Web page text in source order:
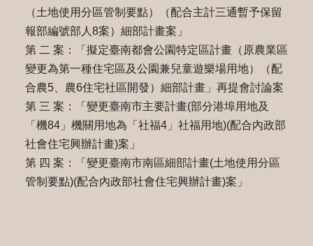
（土地使用分區管制要點）（配合主計三通暫予保留
報部編號部人8案）細部計畫案」
第 二 案：「擬定臺南都會公園特定區計畫（原農業區
變更為第一種住宅區及公園兼兒童遊樂場用地）（配
合農5、農6住宅社區開發）細部計畫」再提會討論案
第 三 案：「變更臺南市主要計畫(部分港埠用地及
「機84」機關用地為「社福4」社福用地)(配合內政部
社會住宅興辦計畫)案」
第 四 案：「變更臺南市南區細部計畫(土地使用分區
管制要點)(配合內政部社會住宅興辦計畫)案」